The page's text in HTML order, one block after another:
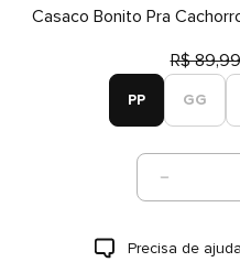
Casaco Bonito Pra
R$ 89,99
PP GG
Precisa de